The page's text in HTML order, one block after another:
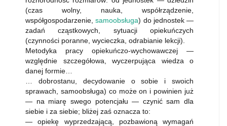
(czas wolny, nauka, współrządzenie,
współgospodarzenie,samoobsługa) do jednostek —
zadań cząstkowych, sytuacji opiekuńczych
(czynności poranne, wycieczka, odrabianie lekcji).
Metodyka pracy opiekuńczo-wychowawczej —
względnie szczegółowa, wyczerpująca wiedza o
danej formie…
… dobrostanu, decydowanie o sobie i swoich
sprawach, samoobsługa) co może on i powinien już
— na miarę swego potencjału — czynić sam dla
siebie i za siebie; bliżej zaś oznacza to:
— opiekę wyprzedzającą, pozbawioną wymagań